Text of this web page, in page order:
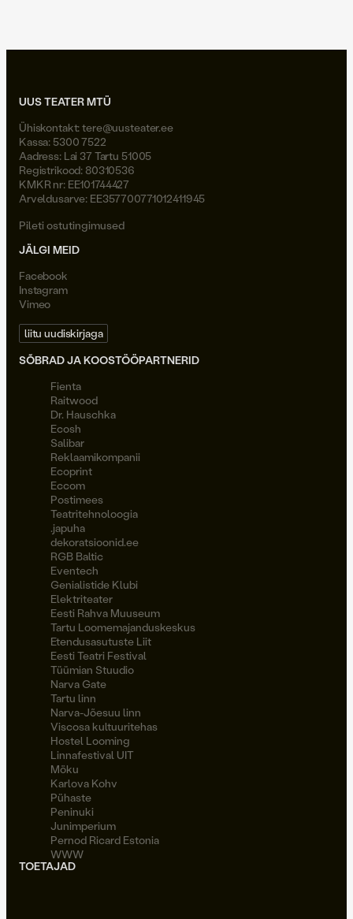
UUS TEATER MTÜ
Ühiskontakt:tere@uusteater.ee
Kassa: 5300 7522
Aadress: Lai 37 Tartu 51005
Registrikood: 80310536
KMKR nr: EE101744427
Arveldusarve: EE357700771012411945
Pileti ostutingimused
JÄLGI MEID
Facebook
Instagram
Vimeo
liitu uudiskirjaga
SÕBRAD JA KOOSTÖÖPARTNERID
Fienta
Raitwood
Dr. Hauschka
Ecosh
Salibar
Reklaamikompanii
Ecoprint
Eccom
Postimees
Teatritehnoloogia
.japuha
dekoratsioonid.ee
RGB Baltic
Eventech
Genialistide Klubi
Elektriteater
Eesti Rahva Muuseum
Tartu Loomemajanduskeskus
Etendusasutuste Liit
Eesti Teatri Festival
Tüümian Stuudio
Narva Gate
Tartu linn
Narva-Jõesuu linn
Viscosa kultuuritehas
Hostel Looming
Linnafestival UIT
Möku
Karlova Kohv
Pühaste
Peninuki
Junimperium
Pernod Ricard Estonia
WWW
TOETAJAD